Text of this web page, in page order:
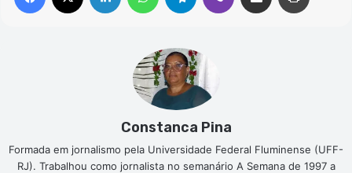
Constanca Pina
Formada em jornalismo pela Universidade Federal Fluminense (UFF-
RJ). Trabalhou como jornalista no semanário A Semana de 1997 a